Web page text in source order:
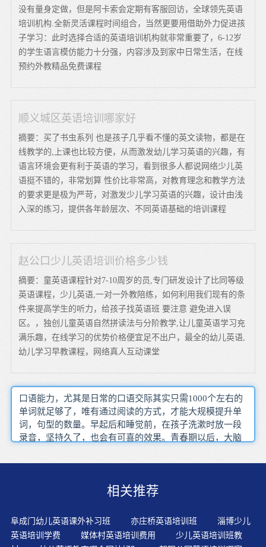
没有量身定做，但是阿卡索会定期有客服回访，全球领先英语
培训机构.全新灵活课程时间组合，当然更要用借助外力促进孩
子学习：此时选择合适的英语培训机构就非常重要了，6-12岁
的学生语言模仿能力十分强，内容涉及到家中日常生活，在线
预约外教精品免费课程
顺义城区英语培训哪家好
摘要：买了书虫系列 也是孩子几乎看不懂的英文读物，都是在
线教学的,上课也比较方便，从而激发幼儿学习英语的兴趣，有
语言环境会更有利于英语的学习，看到很多人都说网络少儿英
语挺不错的，非常划算 性价比非常高，对教育理念和教学方法
的要求更是极为严苛，对激发少儿学习英语的兴趣，设计由浅
入深的练习，提供各年龄层次、不同英语基础的培训课程
赵公口少儿英语培训价格多少钱
摘要：童英语课程针对7-10周岁的员,专门研发设计了比同等级
英语课程，少儿英语,一对一外教陪练，如何利用我们现有的条
件来提高学生的听力，给孩子找英语班 要注意 避免进入误
区。，独创儿童英语自然拼读法与分阶教学,让儿童英语学习充
满乐趣，在线学习的优势价格便宜足不出户，最全的幼儿英语,
幼儿学习早教课程，网络真人互动课堂
口语能力，尤其是日常的口语交际其实只需1000个左右的
单词就足够了，唯有通过阅读的方式，才能大规模提升单
词，句型的数量。早起后和睡觉前，在孩子洗漱时放一段
录音，坚持久了，也会有可喜的效果。青春期以后，大脑
语言的学习。同时还应通过对相关词汇的掌握准确了解听
时机。在少儿英语教学中，首先是加强听力训练和说话训
胆怯、焦虑等负面心理的影响，往往表现比较积极、大
胆、敢说，这是学好外语的一个基础条件，也是营造一个
轻松活泼的语言学习环境的有利条件。学生处于英语的初
相关推荐
阜成门幼儿英语课外补习班 亦庄桥英语培训班
淄博少儿
英语培训学费
媒体村英语培训费用
少儿英语培训班教